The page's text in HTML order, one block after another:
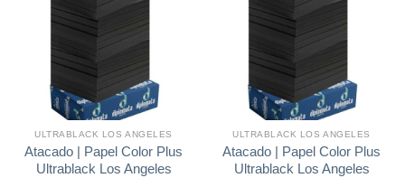
As
opções
podem
escolhidas
na
página
do
produto
As
opções
podem
escolhidas
na
página
do
produto
ULTRABLACK LOS ANGELES
Atacado | Papel Color Plus
Ultrablack Los Angeles
ULTRABLACK LOS ANGELES
Atacado | Papel Color Plus
Ultrablack Los Angeles